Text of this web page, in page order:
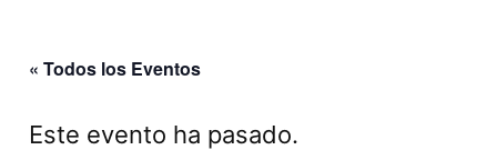
« Todos los Eventos
Este evento ha pasado.